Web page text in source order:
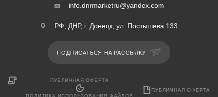
info.dnrmarketru@yandex.com
РФ, ДНР, г. Донецк, ул. Постышева 133
ПОДПИСАТЬСЯ НА РАССЫЛКУ
ПУБЛИЧНАЯ ОФЕРТА
ПОЛИТИКА ИСПОЛЬЗОВАНИЯ ФАЙЛОВ
ПУБЛИЧНАЯ ОФЕРТА